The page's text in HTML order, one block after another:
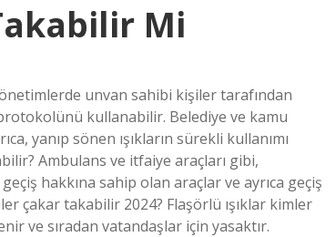
Mi
unvan sahibi kişiler tarafından
protokolünü kullanabilir. Belediye ve kamu
yanıp sönen ışıkların sürekli kullanımı
Ambulans ve itfaiye araçları gibi,
hakkına sahip olan araçlar ve ayrıca geçiş
çakar takabilir 2024? Flaşörlü ışıklar kimler
ve sıradan vatandaşlar için yasaktır.